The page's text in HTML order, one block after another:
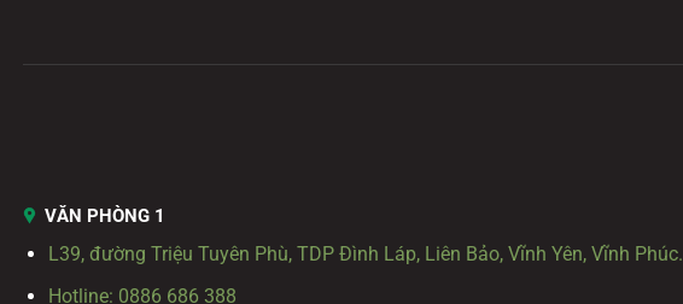
VĂN PHÒNG 1
L39, đường Triệu Tuyên Phù, TDP Đình Láp, Liên Bảo, Vĩnh Yên, Vĩnh Phúc.
Hotline: 0886 686 388